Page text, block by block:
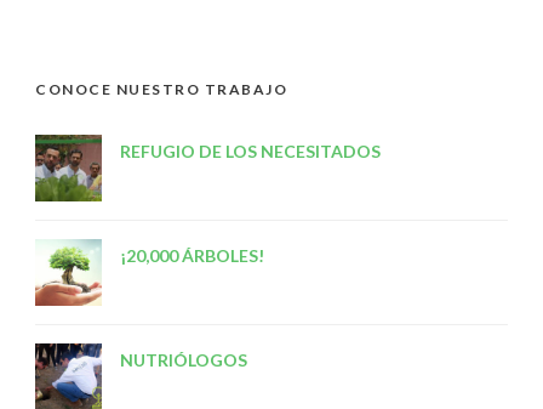
CONOCE NUESTRO TRABAJO
REFUGIO DE LOS NECESITADOS
¡20,000 ÁRBOLES!
NUTRIÓLOGOS